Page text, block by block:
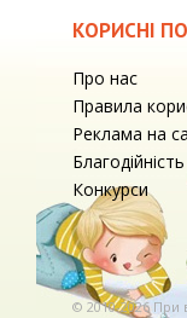
КОРИСНІ
Про нас
Правила
Реклама на
Благодійність
Конкурси
© 2010-2026 При